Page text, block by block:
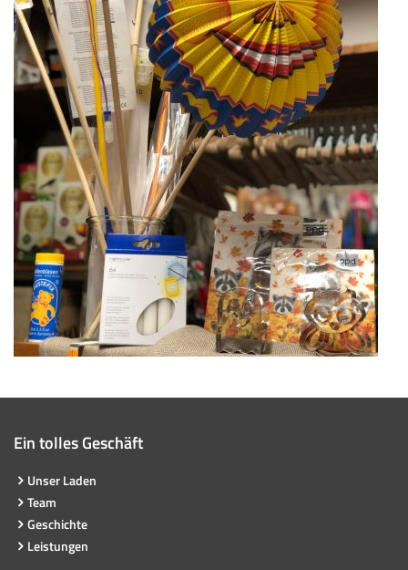
Ein tolles Geschäft
Unser Laden
Team
Geschichte
Leistungen